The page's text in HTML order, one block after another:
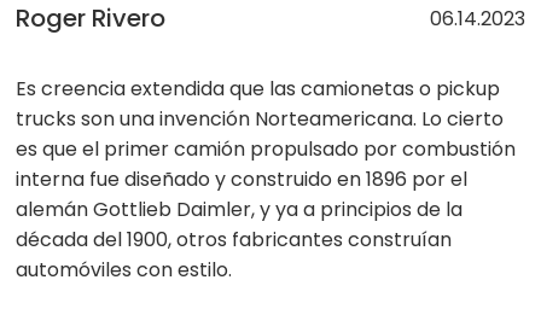
Roger Rivero 06.14.2023
Es creencia extendida que las camionetas o pickup
trucks son una invención Norteamericana. Lo cierto
es que el primer camión propulsado por combustión
interna fue diseñado y construido en 1896 por el
alemán Gottlieb Daimler, y ya a principios de la
década del 1900, otros fabricantes construían
automóviles con estilo.